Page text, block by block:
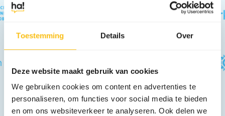
Toestemming Details Over
Deze website maakt gebruik van cookies
We gebruiken cookies om content en advertenties te
personaliseren, om functies voor social media te bieden
en om ons websiteverkeer te analyseren. Ook delen we